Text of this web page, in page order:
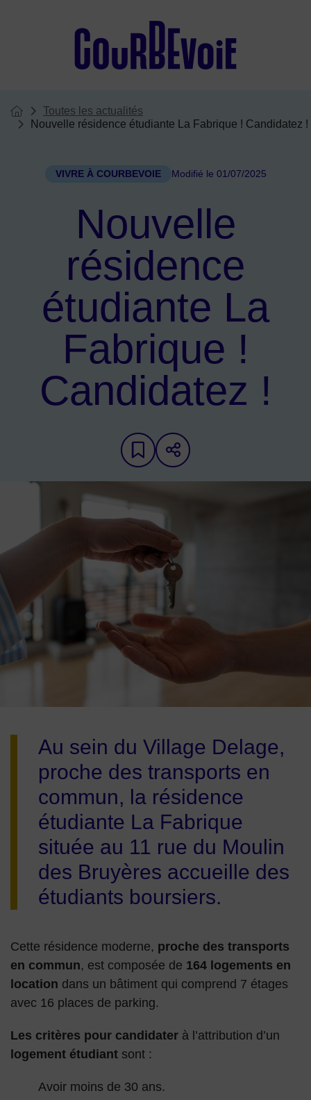
Vous êtes ici :
Page d'accueil du site
Toutes les actualités
Nouvelle résidence étudiante La Fabrique ! Candidatez !
Nouvelle
résidence
étudiante La
Fabrique !
Candidatez !
VIVRE À COURBEVOIE Modifié le 01/07/2025
Ajouter aux favoris
Partager sur les
Au sein du Village Delage,
proche des transports en
commun, la résidence
étudiante La Fabrique
située au 11 rue du Moulin
des Bruyères accueille des
étudiants boursiers.
Cette résidence moderne, proche des transports
en commun, est composée de 164 logements en
location dans un bâtiment qui comprend 7 étages
avec 16 places de parking.
Les critères pour candidater à l’attribution d’un
logement étudiant sont :
Avoir moins de 30 ans.